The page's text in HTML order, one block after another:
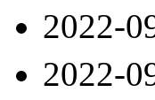
2022-
2022-